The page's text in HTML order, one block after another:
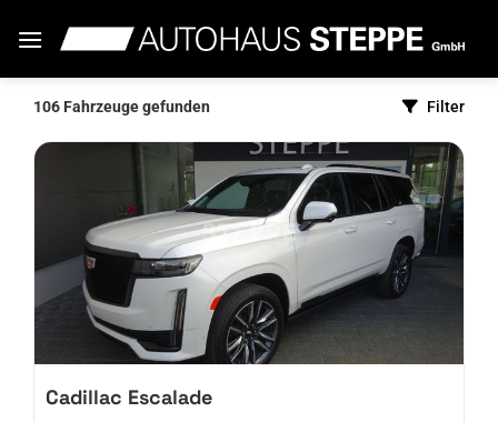
Inhalt
106 Fahrzeuge gefunden Filter
Cadillac Escalade